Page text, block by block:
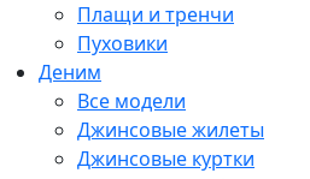
Плащи и тренчи
Пуховики
Деним
Все модели
Джинсовые жилеты
Джинсовые куртки